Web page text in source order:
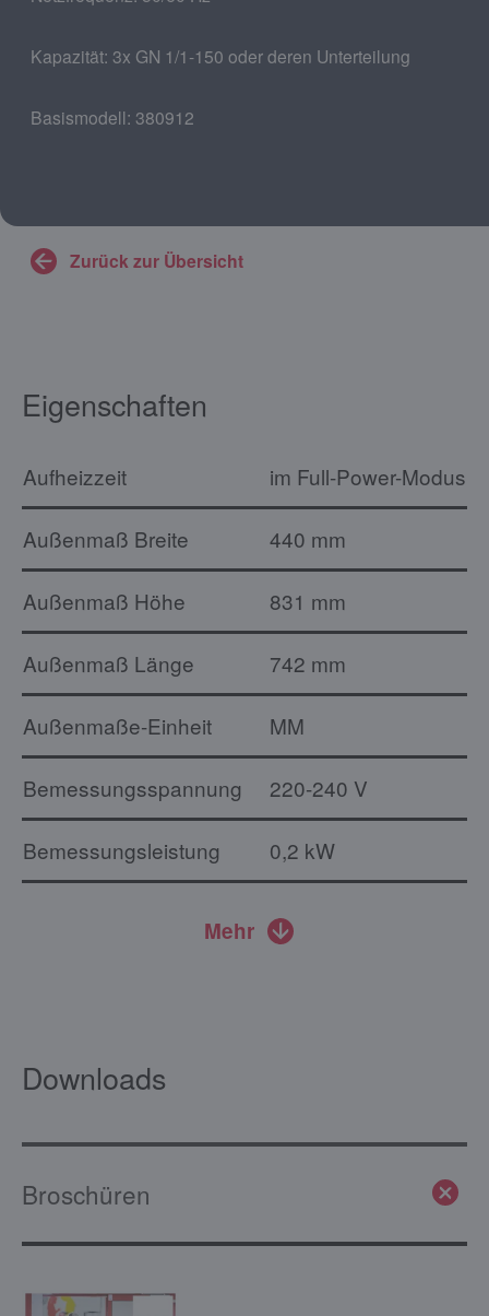
Kapazität: 3x GN 1/1-150 oder deren Unterteilung
Basismodell: 380912
Zurück zur Übersicht
Eigenschaften
Aufheizzeit im Full-Power-Modus
Außenmaß Breite 440 mm
Außenmaß Höhe 831 mm
Außenmaß Länge 742 mm
Außenmaße-Einheit MM
Bemessungsspannung 220-240 V
Bemessungsleistung 0,2 kW
Mehr
Downloads
Broschüren